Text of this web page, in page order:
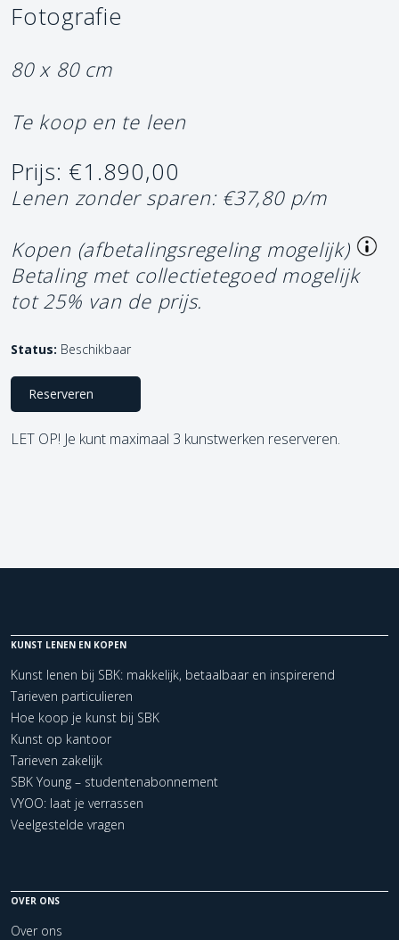
Fotografie
80 x 80 cm
Te koop en te leen
Prijs: €1.890,00
Lenen zonder sparen: €37,80 p/m
Kopen (afbetalingsregeling mogelijk)
Betaling met collectietegoed mogelijk
tot 25% van de prijs.
Status: Beschikbaar
Reserveren
LET OP! Je kunt maximaal 3 kunstwerken reserveren.
KUNST LENEN EN KOPEN
Kunst lenen bij SBK: makkelijk, betaalbaar en inspirerend
Tarieven particulieren
Hoe koop je kunst bij SBK
Kunst op kantoor
Tarieven zakelijk
SBK Young – studentenabonnement
VYOO: laat je verrassen
Veelgestelde vragen
OVER ONS
Over ons